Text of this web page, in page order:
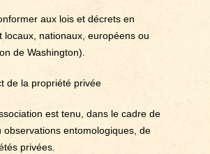
aux lois et décrets en
locaux, nationaux, européens ou
de Washington).
de la propriété privée
est tenu, dans le cadre de
observations entomologiques, de
privées.